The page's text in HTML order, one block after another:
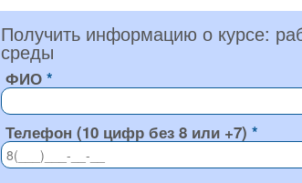
Получить информацию о курсе:
среды
ФИО
Телефон (10 цифр без 8 или +7)